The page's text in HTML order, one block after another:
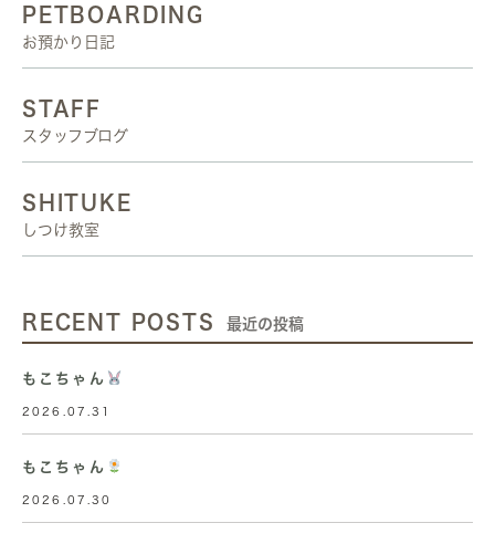
PETBOARDING
お預かり日記
STAFF
スタッフブログ
SHITUKE
しつけ教室
RECENT POSTS 最近の投稿
もこちゃん
2026.07.31
もこちゃん
2026.07.30